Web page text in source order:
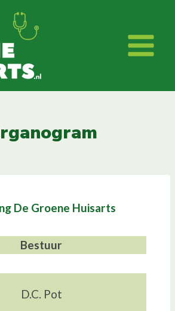
De Groene Huisarts
Bestuur
D.C. Pot